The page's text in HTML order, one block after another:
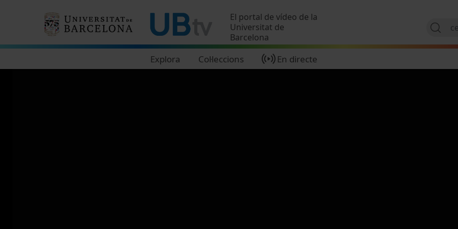
El portal de vídeo de la
Universitat de
Barcelona
Explora Col·leccions En directe